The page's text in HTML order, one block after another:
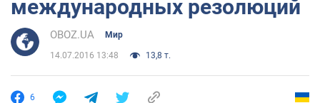
международных резолюций
OBOZ.UA Мир
14.07.2016 13:48 13,8 т.
6